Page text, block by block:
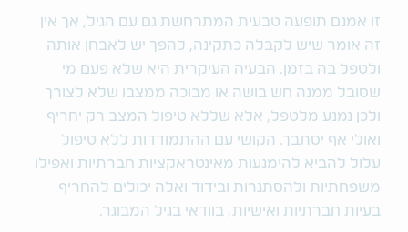
זו אמנם תופעה טבעית המתרחשת גם עם הגיל, אך אין
זה אומר שיש לקבלה כתקינה, להפך יש לאבחן אותה
ולטפל בה בזמן. הבעיה העיקרית היא שלא פעם מי
שסובל ממנה חש בושה או מבוכה ממצבו שלא לצורך
ולכן נמנע מלטפל, אלא שללא טיפול המצב רק יחריף
ואולי אף יסתבך. הקושי עם ההתמודדות ללא טיפול
עלול להביא להימנעות מאינטראקציות חברתיות ואפילו
משפחתיות ולהסתגרות ובידוד ואלה יכולים להחריף
בעיות חברתיות ואישיות, בוודאי בגיל המבוגר.